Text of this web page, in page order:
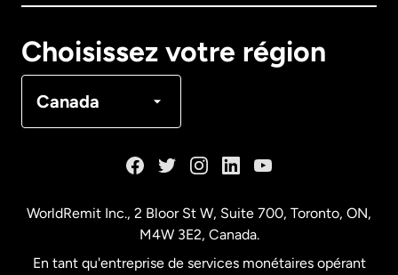
Choisissez votre région
Canada
Français
WorldRemit Inc., 2 Bloor St W, Suite 700, Toronto, ON,
M4W 3E2, Canada.
En tant qu'entreprise de services monétaires opérant